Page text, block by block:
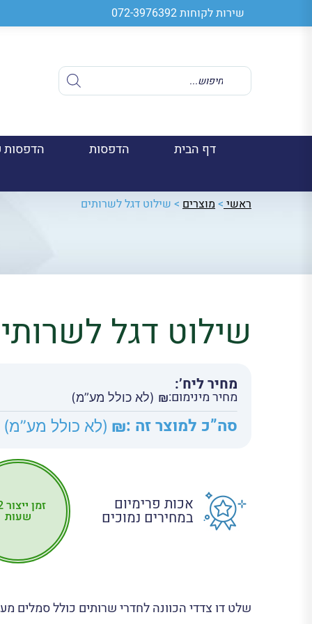
שירות לקוחות072-3976392
Products
search
דף הבית הדפסות הדפסות
ראשי > מוצרים > שילוט דגל לשרותים
שילוט דגל
מחיר ליח’:
מחיר מינימום:₪ (לא כולל מע”מ)
סה”כ למוצר זה :₪ (לא כולל מע”מ)
אכות פרימיום
במחירים נמוכים שעות
שלט דו צדדי הכוונה לחדרי שרותים כולל סמלים